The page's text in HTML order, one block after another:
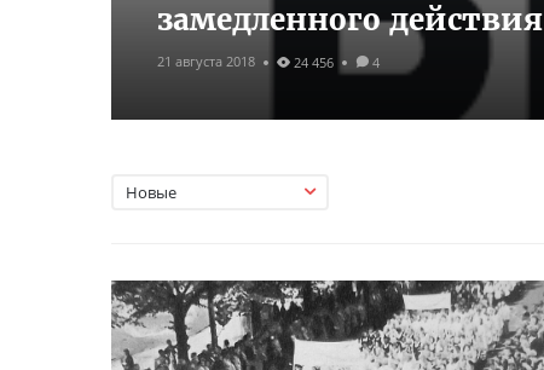
замедленного действия
21 августа 2018 24 456 4
Новые